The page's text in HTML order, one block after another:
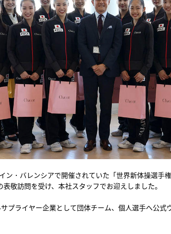
ン・バレンシアで開催されていた「世界新体操選手
敬訪問を受け、本社スタッフでお迎えしました。
プライヤー企業として団体チーム、個人選手へ公式